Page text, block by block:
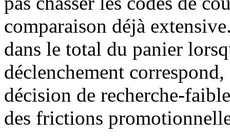
comparaison déjà
dans le total du panier
déclenchement
décision de recherche-
des frictions